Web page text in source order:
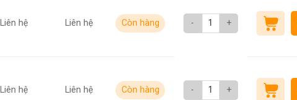
Liên hệ Liên hệ Còn hàng - +
Liên hệ Liên hệ Còn hàng - +